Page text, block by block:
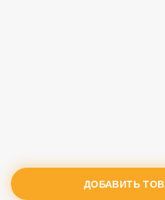
ДОБАВИТЬ